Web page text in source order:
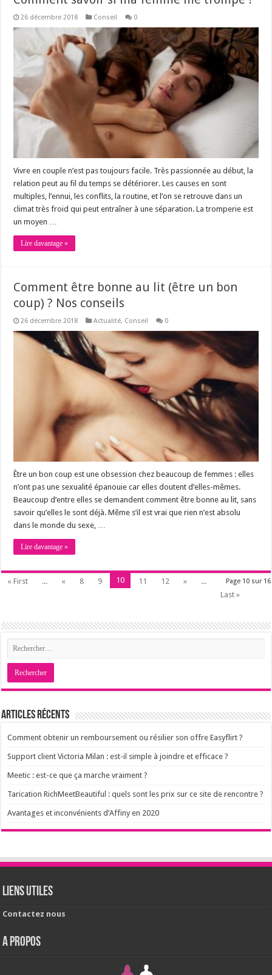
26 décembre 2018 Conseil 0
Vivre en couple n’est pas toujours facile. Très passionnée au début, la
relation peut au fil du temps se détériorer. Les causes en sont
multiples, l’ennui, les conflits, la routine, et l’on se retrouve dans un
climat très froid qui peut entraîner à une séparation. La tromperie est
un moyen …
Lire davantage »
Comment être bonne au lit (être un bon
coup) ? Nos conseils
26 décembre 2018 Actualité, Conseil 0
Être un bon coup est une obsession chez beaucoup de femmes : elles
n’ont pas une sexualité épanouie car elles doutent d’elles-mêmes.
Beaucoup d’entre elles se demandent comment être bonne au lit, sans
savoir qu’elles le sont déjà. Même s’il est vrai que rien n’est absolu
dans le monde du sexe, …
Lire davantage »
Page 10 sur 16
« First ... « 8 9 10 11 12 »
...
Last »
Articles récents
Comment obtenir un remboursement ou résilier son offre Easyflirt ?
Support client Victoria Milan : est-il simple à joindre et efficace ?
Meetic : est-ce que ça marche vraiment ?
Tarication RichMeetBeautiful : quels sont les prix sur ce site de rencontre ?
Avantages et inconvénients d’Affiny en 2020
Liens utiles
Contactez nous
A PROPOS